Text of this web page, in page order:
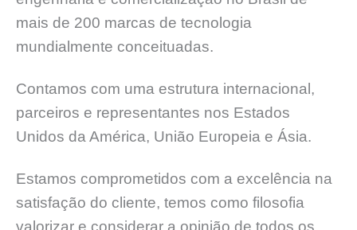
mais de 200 marcas de tecnologia
mundialmente conceituadas.
Contamos com uma estrutura internacional,
parceiros e representantes nos Estados
Unidos da América, União Europeia e Ásia.
Estamos comprometidos com a excelência na
satisfação do cliente, temos como filosofia